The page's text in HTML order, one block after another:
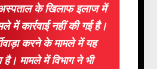
के खिलाफ इलाज में
में कार्रवाई नहीं की गई है।
करने के मामले में यह
है। मामले में विभाग ने भी